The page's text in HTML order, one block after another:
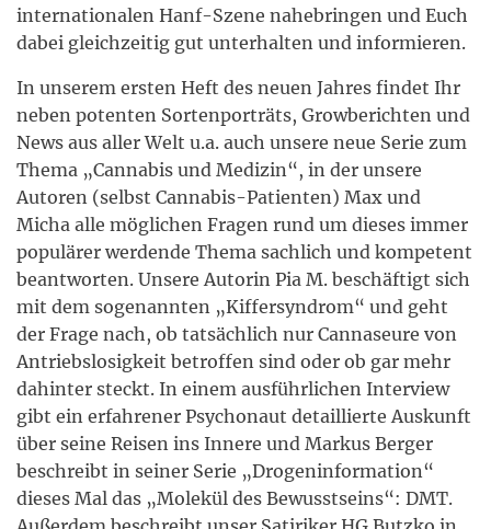
internationalen Hanf-Szene nahebringen und Euch
dabei gleichzeitig gut unterhalten und informieren.
In unserem ersten Heft des neuen Jahres findet Ihr
neben potenten Sortenporträts, Growberichten und
News aus aller Welt u.a. auch unsere neue Serie zum
Thema „Cannabis und Medizin“, in der unsere
Autoren (selbst Cannabis-Patienten) Max und
Micha alle möglichen Fragen rund um dieses immer
populärer werdende Thema sachlich und kompetent
beantworten. Unsere Autorin Pia M. beschäftigt sich
mit dem sogenannten „Kiffersyndrom“ und geht
der Frage nach, ob tatsächlich nur Cannaseure von
Antriebslosigkeit betroffen sind oder ob gar mehr
dahinter steckt. In einem ausführlichen Interview
gibt ein erfahrener Psychonaut detaillierte Auskunft
über seine Reisen ins Innere und Markus Berger
beschreibt in seiner Serie „Drogeninformation“
dieses Mal das „Molekül des Bewusstseins“: DMT.